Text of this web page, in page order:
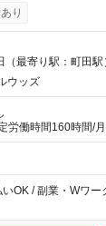
┗働いたその日に
引き落とせます！ 【試用
り
最寄り駅：町田駅
ウッズ
時間/月 【シフト例】 ・8：00
OK / 副業・Wワ